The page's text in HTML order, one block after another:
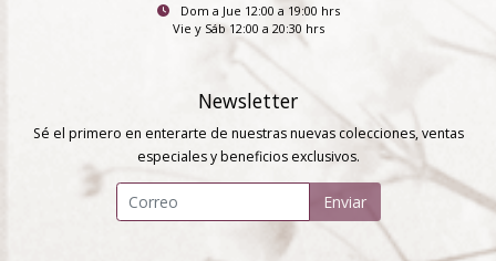
Dom a Jue 12:00 a 19:00 hrs
Vie y Sáb 12:00 a 20:30 hrs
Newsletter
Sé el primero en enterarte de nuestras nuevas colecciones, ventas
especiales y beneficios exclusivos.
Enviar